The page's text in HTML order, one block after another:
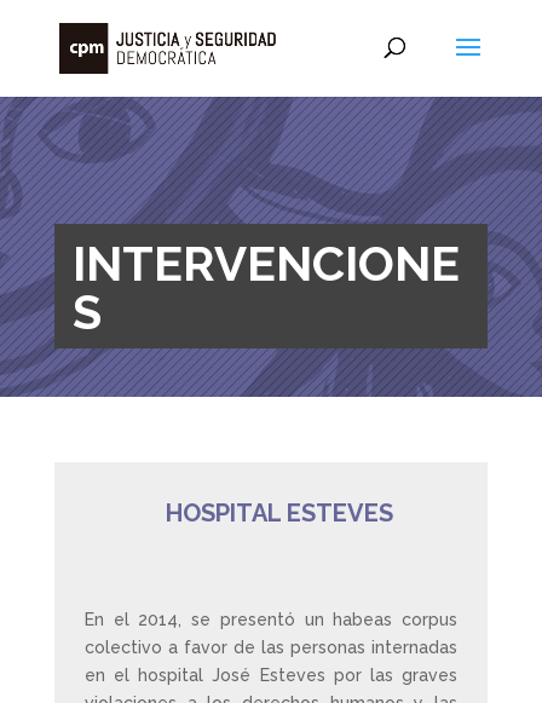
INTERVENCIONE
S
HOSPITAL ESTEVES
En el 2014, se presentó un habeas corpus
colectivo a favor de las personas internadas
en el hospital José Esteves por las graves